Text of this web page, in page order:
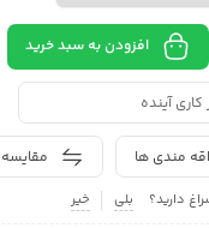
افزودن به سبد خرید
مقایسه مندی ها
دارید؟ بلی خیر